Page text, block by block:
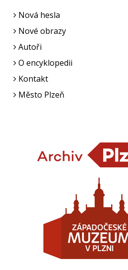
Nová hesla
Nové obrazy
Autoři
O encyklopedii
Kontakt
Město Plzeň